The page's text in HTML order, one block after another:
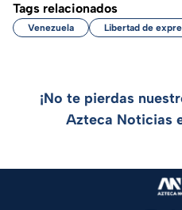
Tags relacionados
Venezuela Libertad de
¡No te pierdas
Azteca Noticias